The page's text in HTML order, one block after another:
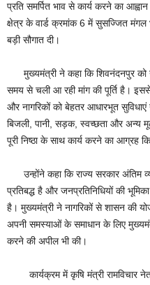
प्रति समर्पित भाव से कार्य करने का
क्षेत्र के वार्ड क्रमांक 6 में सुसज्जित मंगल
बड़ी सौगात दी।
मुख्यमंत्री ने कहा कि शिवनंदनपुर को
समय से चली आ रही मांग की पूर्ति है।
और नागरिकों को बेहतर आधारभूत सुविधाएं
बिजली, पानी, सड़क, स्वच्छता और अन्य
पूरी निष्ठा के साथ कार्य करने का आग्रह
उन्होंने कहा कि राज्य सरकार अंतिम
प्रतिबद्ध है और जनप्रतिनिधियों की
है। मुख्यमंत्री ने नागरिकों से शासन की
अपनी समस्याओं के समाधान के लिए
करने की अपील भी की।
कार्यक्रम में कृषि मंत्री रामविचार